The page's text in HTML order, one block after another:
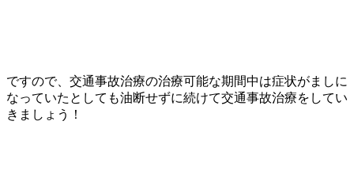
ですので、交通事故治療の治療可能な期間中は症状がましに
なっていたとしても油断せずに続けて交通事故治療をしてい
きましょう！